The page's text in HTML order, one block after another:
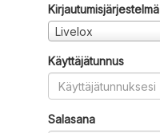
Kirjautumisjärjestelmä
Livelox
Käyttäjätunnus
Salasana